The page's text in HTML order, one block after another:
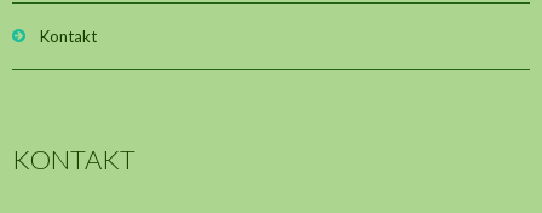
Kontakt
KONTAKT